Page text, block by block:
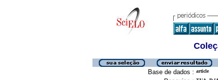
Base de dados : article